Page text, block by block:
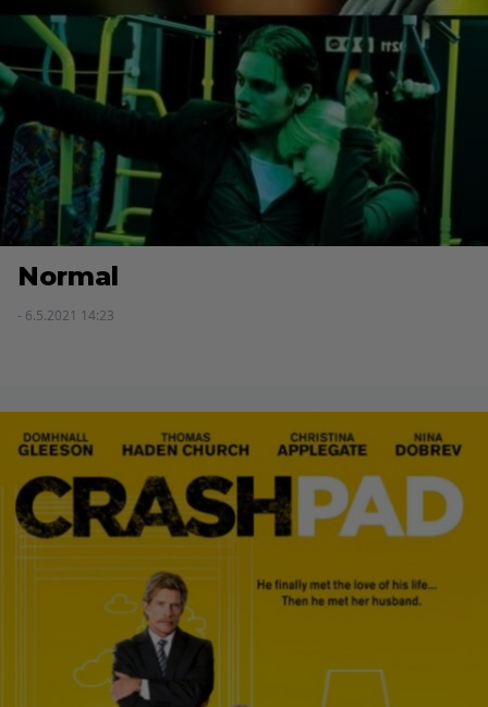
Normal
- 6.5.2021 14:23